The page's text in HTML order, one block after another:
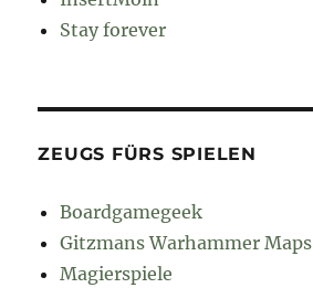
Stay forever
ZEUGS FÜRS SPIELEN
Boardgamegeek
Gitzmans Warhammer Maps
Magierspiele